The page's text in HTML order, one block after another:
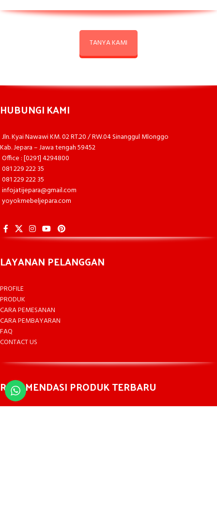
TANYA KAMI
HUBUNGI KAMI
Jln. Kyai Nawawi KM. 02 RT.20 / RW.04 Sinanggul Mlonggo
Kab. Jepara – Jawa tengah 59452
Office : [0291] 4294800
081 229 222 35
081 229 222 35
infojatijepara@gmail.com
yoyokmebeljepara.com
LAYANAN PELANGGAN
PROFILE
PRODUK
CARA PEMESANAN
CARA PEMBAYARAN
FAQ
CONTACT US
REKOMENDASI PRODUK TERBARU